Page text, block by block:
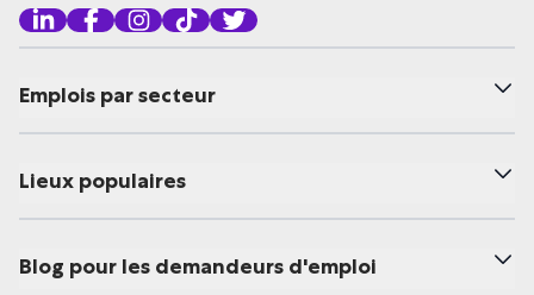
Emplois par secteur
Lieux populaires
Blog pour les demandeurs d'emploi